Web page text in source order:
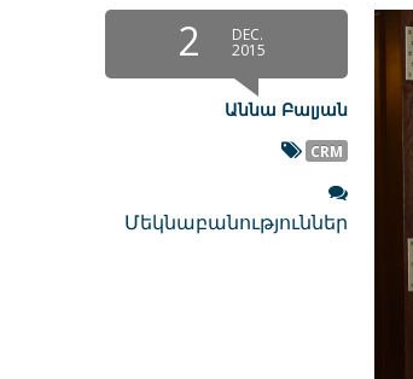
2 DEC.
2015
Աննա Բալյան
CRM
Մեկնաբանություններ